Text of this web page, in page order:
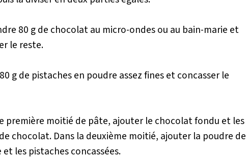
80 g de chocolat au micro-ondes ou au bain-marie et
le reste.
g de pistaches en poudre assez fines et concasser le
première moitié de pâte, ajouter le chocolat fondu et les
chocolat. Dans la deuxième moitié, ajouter la poudre de
les pistaches concassées.